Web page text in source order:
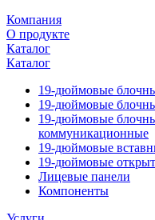
Компания
О продукте
Каталог
Каталог
19-дюймовые
19-дюймовые
19-дюймовые
коммуникационные
19-дюймовые
19-дюймовые
Лицевые панели
Компоненты